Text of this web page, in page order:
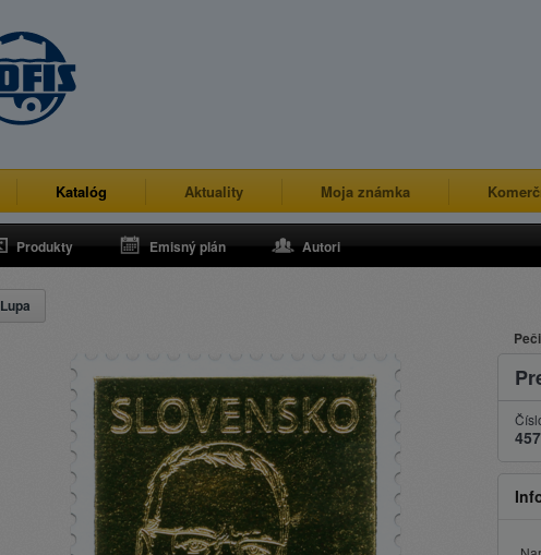
Katalóg Aktuality Moja známka
Produkty Emisný plán Autori
Lupa
457